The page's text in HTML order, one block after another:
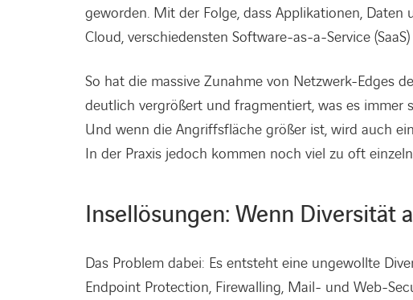
geworden. Mit der Folge, dass Applikationen,
Cloud, verschiedensten Software-as-a-Service
So hat die massive Zunahme von Netzwerk-Edges
deutlich vergrößert und fragmentiert, was es immer
Und wenn die Angriffsfläche größer ist, wird auch
In der Praxis jedoch kommen noch viel zu oft
Insellösungen: Wenn Diversität
Das Problem dabei: Es entsteht eine ungewollte
Endpoint Protection, Firewalling, Mail- und Web-